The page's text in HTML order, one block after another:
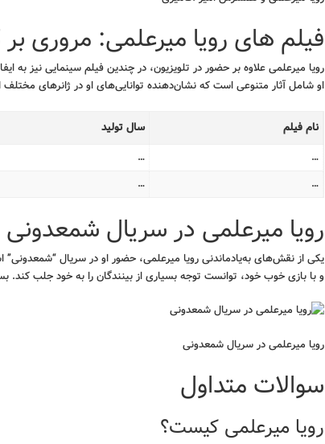
فیلم های رویا میرعلمی: مروری بر
رویا میرعلمی علاوه بر حضور در تلویزیون، در چندین فیلم سینمایی نیز به
او شامل آثار متنوعی است که نشان‌دهنده توانایی‌های او در ژانرهای
نام فیلم سال تولید
…
…
…
…
رویا میرعلمی در سریال شمعدونی
یکی از نقش‌های به‌یادماندنی رویا میرعلمی، حضور او در سریال
و با بازی خوب خود، توانست توجه بسیاری از بینندگان را به خود جلب کند.
رویا میرعلمی در سریال شمعدونی
سوالات متداول
رویا میرعلمی کیست؟